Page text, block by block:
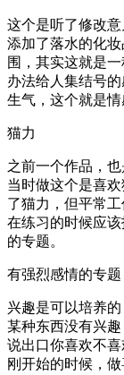
这个是听了修改
添加了落水的化
围，其实这就是
办法给人集结号
生气，这个就是情
猫力
之前一个作品，
当时做这个是喜
了猫力，但平常
在练习的时候应
的专题。
有强烈感情的专题
兴趣是可以培养
某种东西没有兴
说出口你喜欢不
刚开始的时候，